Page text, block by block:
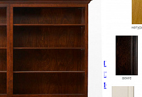
БМ-2425 (левая)
механизмом
с подъемным механизмом
с подъемным механизмом
с подъемным